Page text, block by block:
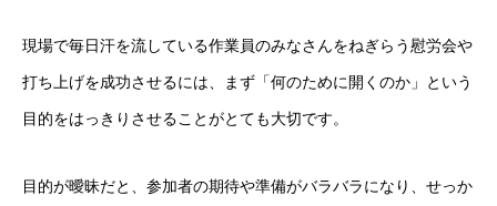
現場で毎日汗を流している作業員のみなさんをねぎらう慰労会や
打ち上げを成功させるには、まず「何のために開くのか」という
目的をはっきりさせることがとても大切です。
目的が曖昧だと、参加者の期待や準備がバラバラになり、せっか